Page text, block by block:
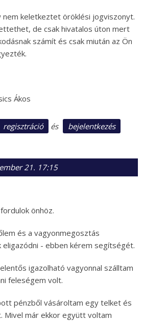
nem keletkeztet öröklési jogviszonyt.
de csak hivatalos úton mert
számít és csak miután az Ön
Ákos
regisztráció és
bejelentkezés
21. 17:15
önhöz.
és a vagyonmegosztás
- ebben kérem segítségét.
igazolható vagyonnal szálltam
feleségem volt.
pénzből vásároltam egy telket és
Mivel már ekkor együtt voltam